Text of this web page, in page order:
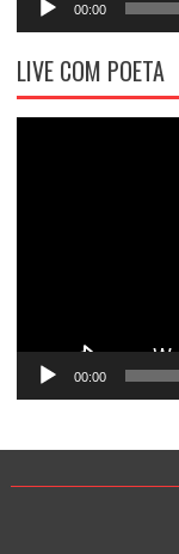
00:00
LIVE COM POETA
00:00